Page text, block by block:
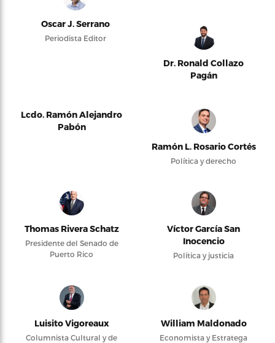
Oscar J. Serrano
Periodista Editor
Dr. Ronald Collazo
Pagán
Lcdo. Ramón Alejandro
Pabón
Ramón L. Rosario Cortés
Política y derecho
Thomas Rivera Schatz
Presidente del Senado de
Puerto Rico
Víctor García San
Inocencio
Política y justicia
Luisito Vigoreaux
Columnista Cultural y de
William Maldonado
Economista y Estratega